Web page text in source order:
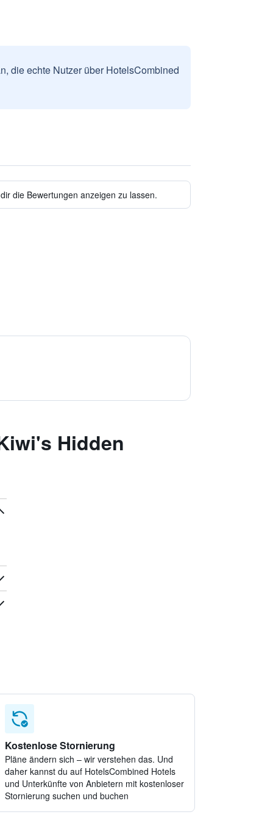
die echte Nutzer über HotelsCombined
die Bewertungen anzeigen zu lassen.
Hidden
Kostenlose Stornierung
Pläne ändern sich – wir verstehen das. Und
daher kannst du auf HotelsCombined Hotels
und Unterkünfte von Anbietern mit kostenloser
Stornierung suchen und buchen